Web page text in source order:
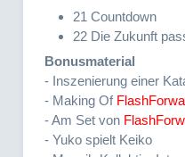
21 Countdown
22 Die Zukunft
Bonusmaterial
- Inszenierung einer
- Making Of
- Am Set von
- Yuko spielt Keiko